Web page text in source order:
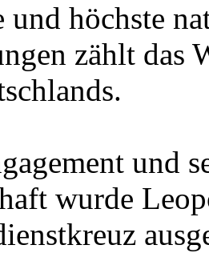
und höchste
zählt das
und
wurde